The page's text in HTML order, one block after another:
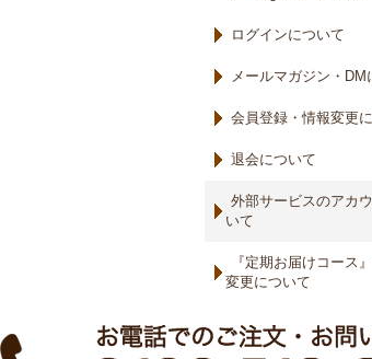
ログインについて
メールマガジン・DM
会員登録・情報変更
退会について
外部サービスのアカ
いて
『定期お届けコース
変更について